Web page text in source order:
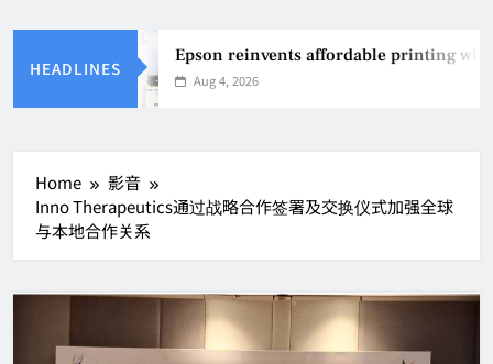
HEADLINES
Epson reinvents affordable printing with
Aug 4, 2026
Home
影音
Inno Therapeutics通过战略合作签署及交换仪式加强全球
与本地合作关系